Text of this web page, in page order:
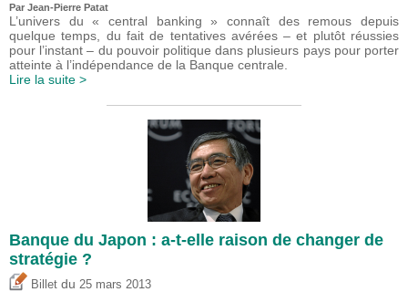
Par Jean-Pierre Patat
L’univers du « central banking » connaît des remous depuis
quelque temps, du fait de tentatives avérées – et plutôt réussies
pour l’instant – du pouvoir politique dans plusieurs pays pour porter
atteinte à l’indépendance de la Banque centrale.
Lire la suite >
Banque du Japon : a-t-elle raison de changer de
stratégie ?
Billet du 25 mars 2013